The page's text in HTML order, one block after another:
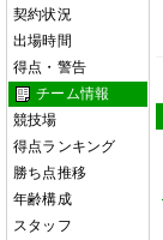
契約状況
出場時間
得点・警告
チーム情報
競技場
得点ランキング
勝ち点推移
年齢構成
スタッフ